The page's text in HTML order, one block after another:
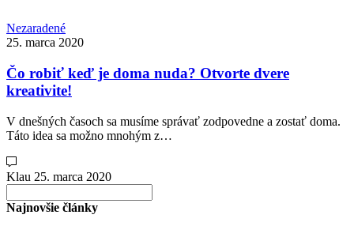
Nezaradené
25. marca 2020
Čo robiť keď je doma nuda? Otvorte dvere
kreativite!
V dnešných časoch sa musíme správať zodpovedne a zostať doma.
Táto idea sa možno mnohým z…
Klau 25. marca 2020
for:
Najnovšie články